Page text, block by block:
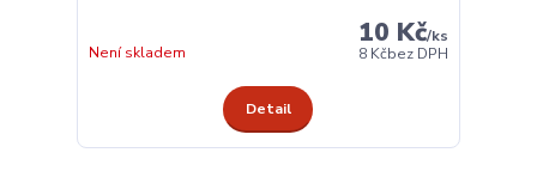
10 Kč/ks
8 Kčbez DPH
Není skladem
Detail